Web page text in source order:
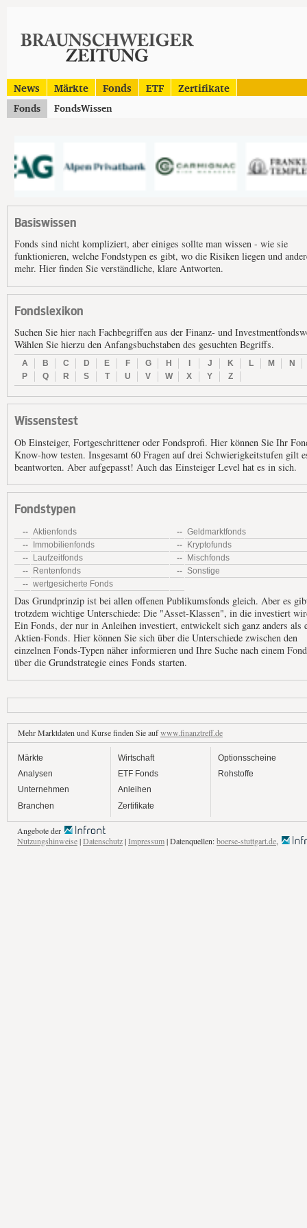
News Märkte Fonds ETF Zertifikate
Fonds FondsWissen
Basiswissen
Fonds sind nicht kompliziert, aber einiges sollte man wissen - wie sie
funktionieren, welche Fondstypen es gibt, wo die Risiken liegen und
mehr. Hier finden Sie verständliche, klare Antworten.
Fondslexikon
Suchen Sie hier nach Fachbegriffen aus der Finanz- und
Wählen Sie hierzu den Anfangsbuchstaben des gesuchten Begriffs.
A B C D E F G H I J K L M
N
P
Q R S T U V W X Y Z
Wissenstest
Ob Einsteiger, Fortgeschrittener oder Fondsprofi. Hier können Sie Ihr
Know-how testen. Insgesamt 60 Fragen auf drei Schwierigkeitstufen gilt
beantworten. Aber aufgepasst! Auch das Einsteiger Level hat es in sich.
Fondstypen
-- Aktienfonds -- Geldmarktfonds
-- Immobilienfonds -- Kryptofunds
-- Laufzeitfonds -- Mischfonds
-- Rentenfonds -- Sonstige
-- wertgesicherte Fonds
Das Grundprinzip ist bei allen offenen Publikumsfonds gleich. Aber es
trotzdem wichtige Unterschiede: Die "Asset-Klassen", in die investiert
Ein Fonds, der nur in Anleihen investiert, entwickelt sich ganz anders als
Aktien-Fonds. Hier können Sie sich über die Unterschiede zwischen den
einzelnen Fonds-Typen näher informieren und Ihre Suche nach einem
über die Grundstrategie eines Fonds starten.
Mehr Marktdaten und Kurse finden Sie aufwww.finanztreff.de
Märkte
Analysen
Unternehmen
Branchen
Wirtschaft
ETF Fonds
Anleihen
Zertifikate
Optionsscheine
Rohstoffe
Angebote der
Nutzungshinweise|Datenschutz|Impressum| Datenquellen:boerse-stuttgart.de,